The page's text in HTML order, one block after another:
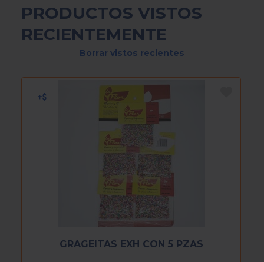
PRODUCTOS VISTOS
RECIENTEMENTE
Borrar vistos recientes
GRAGEITAS EXH CON 5 PZAS